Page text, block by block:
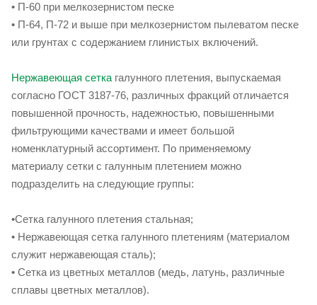
• П-60 при мелкозернистом песке
• П-64, П-72 и выше при мелкозернистом пылеватом песке
или грунтах с содержанием глинистых включений.
Нержавеющая сетка галунного плетения, выпускаемая
согласно ГОСТ 3187-76, различных фракций отличается
повышенной прочность, надежностью, повышенными
фильтрующими качествами и имеет большой
номенклатурный ассортимент. По применяемому
материалу сетки с галунным плетением можно
подразделить на следующие группы:
•Сетка галунного плетения стальная;
• Нержавеющая сетка галунного плетениям (материалом
служит нержавеющая сталь);
• Сетка из цветных металлов (медь, латунь, различные
сплавы цветных металлов).